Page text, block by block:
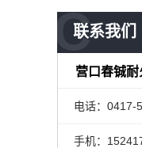
联系我们
C
营口春铖耐
电话：0417-
手机：